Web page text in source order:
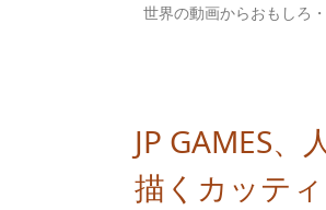
世界の動画からおもしろ
JP GAMES
描くカッテ